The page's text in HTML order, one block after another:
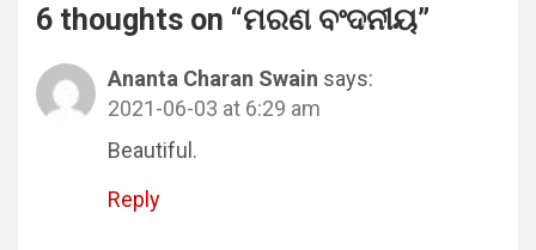
6 thoughts on “ମରଣ ବଂଦନୀୟ”
Ananta Charan Swain says:
2021-06-03 at 6:29 am
Beautiful.
Reply